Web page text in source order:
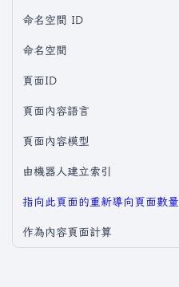
命名空間 ID
命名空間
頁面ID
頁面內容語言
頁面內容模型
由機器人建立索引
指向此頁面的重新導向頁面數量
作為內容頁面計算